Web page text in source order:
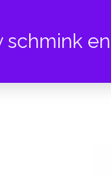
schmink